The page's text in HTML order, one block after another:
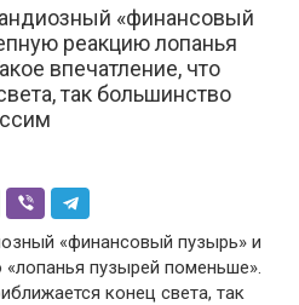
«финансовый
реакцию лопанья
впечатление, что
так большинство
«финансовый пузырь» и
пузырей поменьше».
конец света, так